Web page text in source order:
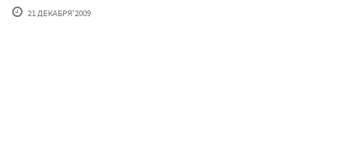
21 ДЕКАБРЯ'2009